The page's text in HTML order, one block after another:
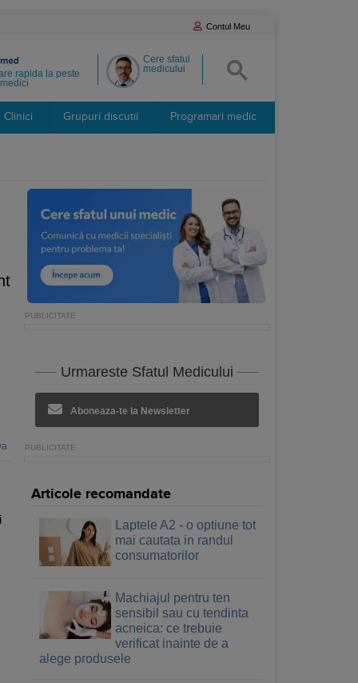
Contul Meu
Cere sfatul
medicului
rapida la peste
Clinici Grupuri discutii Programari medic
Urmareste Sfatul Medicului
Aboneaza-te la Newsletter
Articole recomandate
Laptele A2 - o optiune tot
mai cautata in randul
consumatorilor
Machiajul pentru ten
sensibil sau cu tendinta
acneica: ce trebuie
verificat inainte de a
alege produsele